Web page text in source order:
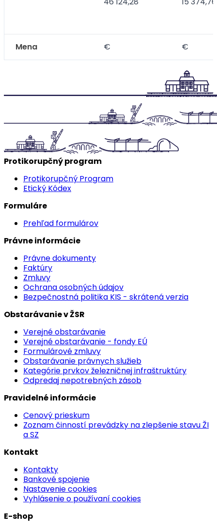
Mena € €
Protikorupčný program
Protikorupčný Program
Etický Kódex
Formuláre
Prehľad formulárov
Právne informácie
Právne dokumenty
Faktúry
Zmluvy
Ochrana osobných údajov
Bezpečnostná politika KIS - skrátená verzia
Obstarávanie v ŽSR
Verejné obstarávanie
Verejné obstarávanie - fondy EÚ
Formulárové zmluvy
Obstarávanie právnych služieb
Kategórie prvkov železničnej infraštruktúry
Odpredaj nepotrebných zásob
Pravidelné informácie
Cenový prieskum
Zoznam činností prevádzky na zlepšenie stavu ŽI
a SZ
Kontakt
Kontakty
Bankové spojenie
Nastavenie cookies
Vyhlásenie o používaní cookies
E-shop